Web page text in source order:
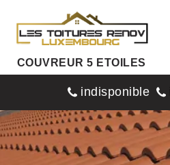
COUVREUR 5 ETOILES
indisponible